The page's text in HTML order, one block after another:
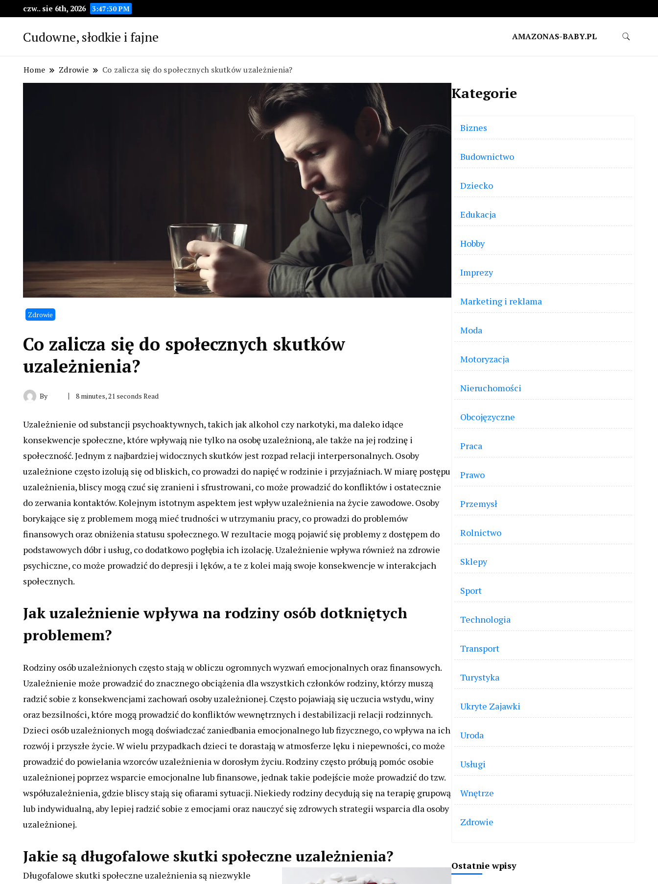
czw.. sie 6th, 2026 3:47:31 PM
Cudowne, słodkie i fajne AMAZONAS-BABY.PL
Home Zdrowie Co zalicza się do społecznych skutków uzależnienia?
Zdrowie
Co zalicza się do społecznych skutków
uzależnienia?
By 8 minutes, 21 seconds Read
Uzależnienie od substancji psychoaktywnych, takich jak alkohol czy narkotyki, ma daleko idące
konsekwencje społeczne, które wpływają nie tylko na osobę uzależnioną, ale także na jej rodzinę i
społeczność. Jednym z najbardziej widocznych skutków jest rozpad relacji interpersonalnych. Osoby
uzależnione często izolują się od bliskich, co prowadzi do napięć w rodzinie i przyjaźniach. W miarę postępu
uzależnienia, bliscy mogą czuć się zranieni i sfrustrowani, co może prowadzić do konfliktów i ostatecznie
do zerwania kontaktów. Kolejnym istotnym aspektem jest wpływ uzależnienia na życie zawodowe. Osoby
borykające się z problemem mogą mieć trudności w utrzymaniu pracy, co prowadzi do problemów
finansowych oraz obniżenia statusu społecznego. W rezultacie mogą pojawić się problemy z dostępem do
podstawowych dóbr i usług, co dodatkowo pogłębia ich izolację. Uzależnienie wpływa również na zdrowie
psychiczne, co może prowadzić do depresji i lęków, a te z kolei mają swoje konsekwencje w interakcjach
społecznych.
Jak uzależnienie wpływa na rodziny osób dotkniętych
problemem?
Rodziny osób uzależnionych często stają w obliczu ogromnych wyzwań emocjonalnych oraz finansowych.
Uzależnienie może prowadzić do znacznego obciążenia dla wszystkich członków rodziny, którzy muszą
radzić sobie z konsekwencjami zachowań osoby uzależnionej. Często pojawiają się uczucia wstydu, winy
oraz bezsilności, które mogą prowadzić do konfliktów wewnętrznych i destabilizacji relacji rodzinnych.
Dzieci osób uzależnionych mogą doświadczać zaniedbania emocjonalnego lub fizycznego, co wpływa na ich
rozwój i przyszłe życie. W wielu przypadkach dzieci te dorastają w atmosferze lęku i niepewności, co może
prowadzić do powielania wzorców uzależnienia w dorosłym życiu. Rodziny często próbują pomóc osobie
uzależnionej poprzez wsparcie emocjonalne lub finansowe, jednak takie podejście może prowadzić do tzw.
współuzależnienia, gdzie bliscy stają się ofiarami sytuacji. Niekiedy rodziny decydują się na terapię grupową
lub indywidualną, aby lepiej radzić sobie z emocjami oraz nauczyć się zdrowych strategii wsparcia dla osoby
uzależnionej.
Jakie są długofalowe skutki społeczne uzależnienia?
Długofalowe skutki społeczne uzależnienia są niezwykle
Kategorie
Biznes
Budownictwo
Dziecko
Edukacja
Hobby
Imprezy
Marketing i reklama
Moda
Motoryzacja
Nieruchomości
Obcojęzyczne
Praca
Prawo
Przemysł
Rolnictwo
Sklepy
Sport
Technologia
Transport
Turystyka
Ukryte Zajawki
Uroda
Usługi
Wnętrze
Zdrowie
Ostatnie wpisy